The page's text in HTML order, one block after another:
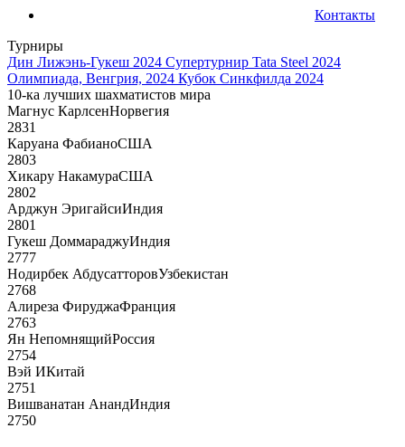
Контакты
Турниры
Дин Лижэнь-Гукеш 2024 Супертурнир Tata Steel 2024
Олимпиада, Венгрия, 2024 Кубок Синкфилда 2024
10-ка лучших шахматистов мира
Магнус КарлсенНорвегия
2831
Каруана ФабианоСША
2803
Хикару НакамураСША
2802
Арджун ЭригайсиИндия
2801
Гукеш ДоммараджуИндия
2777
Нодирбек АбдусатторовУзбекистан
2768
Алиреза ФируджаФранция
2763
Ян НепомнящийРоссия
2754
Вэй ИКитай
2751
Вишванатан АнандИндия
2750